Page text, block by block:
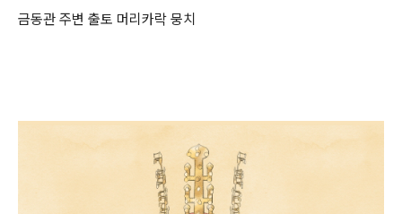
금동관 주변 출토 머리카락 뭉치